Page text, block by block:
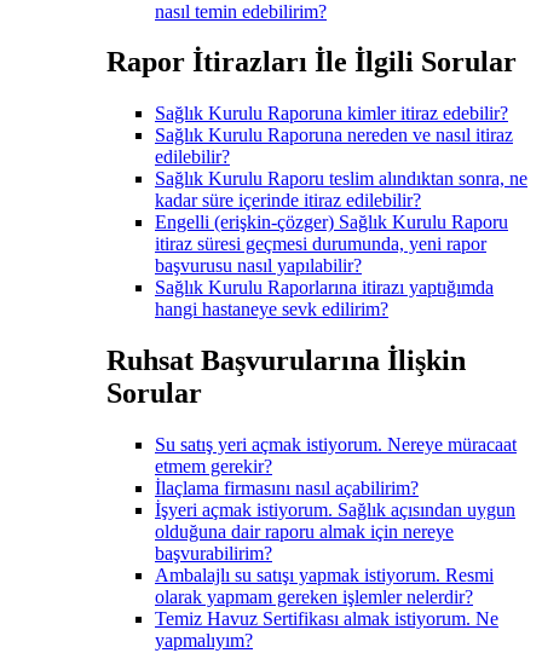
nasıl temin edebilirim?
Rapor İtirazları İle İlgili Sorular
Sağlık Kurulu Raporuna kimler itiraz edebilir?
Sağlık Kurulu Raporuna nereden ve nasıl itiraz
edilebilir?
Sağlık Kurulu Raporu teslim alındıktan sonra, ne
kadar süre içerinde itiraz edilebilir?
Engelli (erişkin-çözger) Sağlık Kurulu Raporu
itiraz süresi geçmesi durumunda, yeni rapor
başvurusu nasıl yapılabilir?
Sağlık Kurulu Raporlarına itirazı yaptığımda
hangi hastaneye sevk edilirim?
Ruhsat Başvurularına İlişkin
Sorular
Su satış yeri açmak istiyorum. Nereye müracaat
etmem gerekir?
İlaçlama firmasını nasıl açabilirim?
İşyeri açmak istiyorum. Sağlık açısından uygun
olduğuna dair raporu almak için nereye
başvurabilirim?
Ambalajlı su satışı yapmak istiyorum. Resmi
olarak yapmam gereken işlemler nelerdir?
Temiz Havuz Sertifikası almak istiyorum. Ne
yapmalıyım?